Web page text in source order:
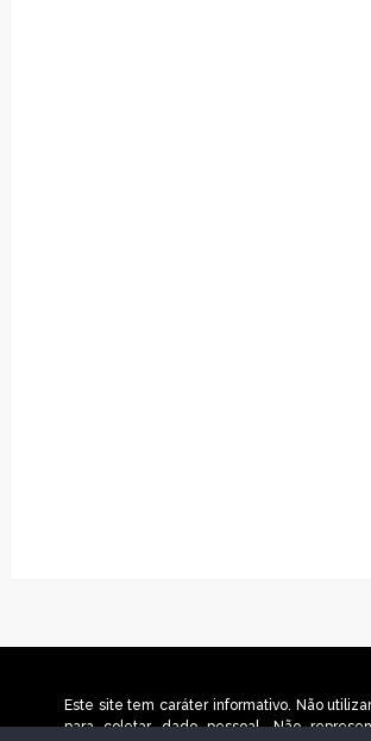
Este site tem caráter informativo. Não
para coletar dado pessoal. Não